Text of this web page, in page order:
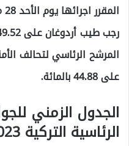
المرشح الرئاسي لتحالف
على 44.88 بالمائة.
الجدول الزمني
الرئاسية التركية 2023